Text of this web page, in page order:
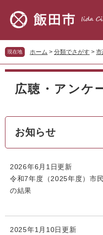
先
頭
を
飛
へ
現在地 ホーム > 分類でさがす > 市
本
広聴・アンケ
お知らせ
2026年6月1日更新
令和7年度（2025年度）市
の結果
2025年1月10日更新